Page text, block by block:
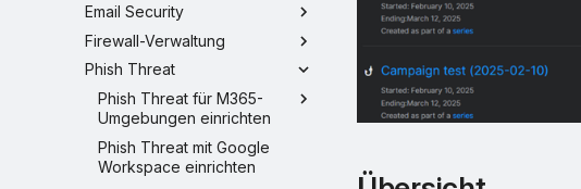
Email Security
Firewall-Verwaltung
Phish Threat
Phish Threat für M365-
Umgebungen einrichten
Phish Threat mit Google
Workspace einrichten